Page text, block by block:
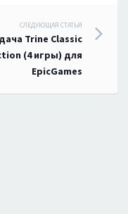
СЛЕДУЮЩАЯ СТАТЬЯ
Trine Classic
(4 игры) для
EpicGames